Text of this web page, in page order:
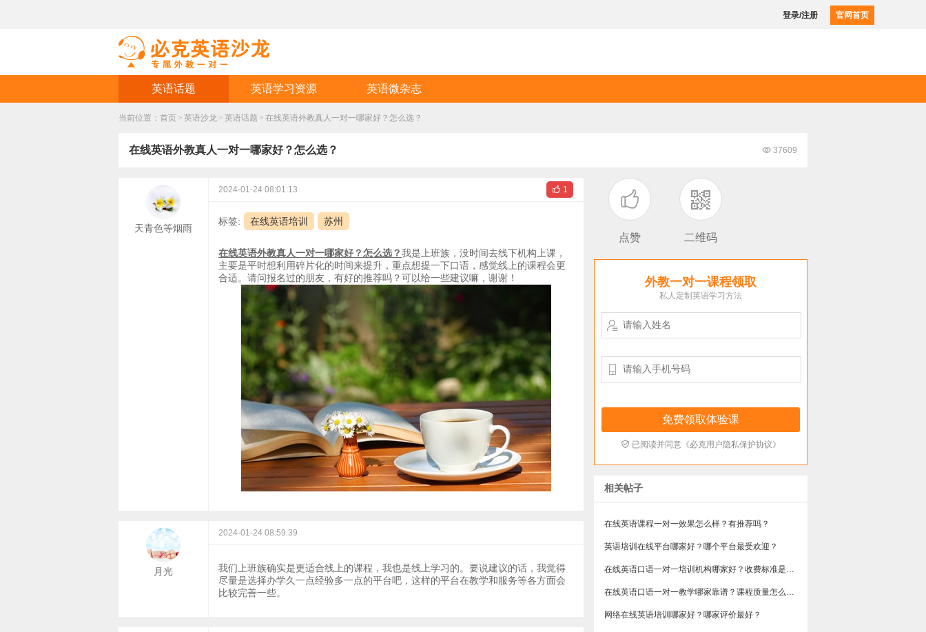
登录/注册 官网首页
英语话题 英语学习资源 英语微杂志
当前位置： 首页 > 英语沙龙 > 英语话题 > ​在线英语外教真人一对一哪家好？怎么选？
 37609
​在线英语外教真人一对一哪家好？怎么选？

点赞 二维码
外教一对一课程领取
私人定制英语学习方法


 已阅读并同意《必克用户隐私保护协议》
相关帖子
在线英语课程一对一效果怎么样？有推荐吗？
英语培训在线平台哪家好？哪个平台最受欢迎？
在线英语口语一对一培训机构哪家好？收费标准是多少？
在线英语口语一对一教学哪家靠谱？课程质量怎么样？效果好吗？
​网络在线英语培训哪家好？哪家评价最好？
天青色等烟雨
 1
2024-01-24 08:01:13
标签: 在线英语培训 苏州
在线英语外教真人一对一哪家好？怎么选？我是上班族，没时间去线下机构上课，
主要是平时想利用碎片化的时间来提升，重点想提一下口语，感觉线上的课程会更
合适。请问报名过的朋友，有好的推荐吗？可以给一些建议嘛，谢谢！
月光
2024-01-24 08:59:39
我们上班族确实是更适合线上的课程，我也是线上学习的。要说建议的话，我觉得
尽量是选择办学久一点经验多一点的平台吧，这样的平台在教学和服务等各方面会
比较完善一些。